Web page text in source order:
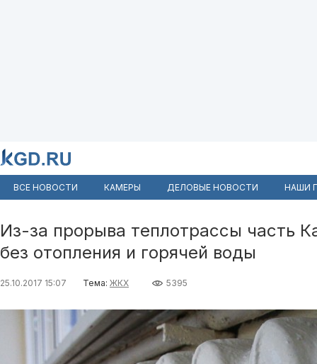
ВСЕ НОВОСТИ КАМЕРЫ ДЕЛОВЫЕ НОВОСТИ НАШИ
Из-за прорыва теплотрассы часть
без отопления и горячей воды
25.10.2017 15:07 Тема: ЖКХ 5395